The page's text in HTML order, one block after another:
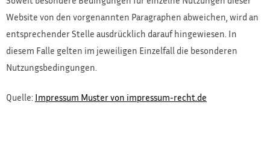
Website von den vorgenannten Paragraphen abweichen, wird an
entsprechender Stelle ausdrücklich darauf hingewiesen. In
diesem Falle gelten im jeweiligen Einzelfall die besonderen
Nutzungsbedingungen.
Quelle: Impressum Muster von impressum-recht.de